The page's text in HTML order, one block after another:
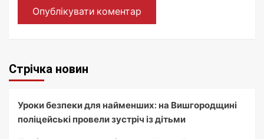
Стрічка новин
Уроки безпеки для найменших: на Вишгородщині
поліцейські провели зустріч із дітьми